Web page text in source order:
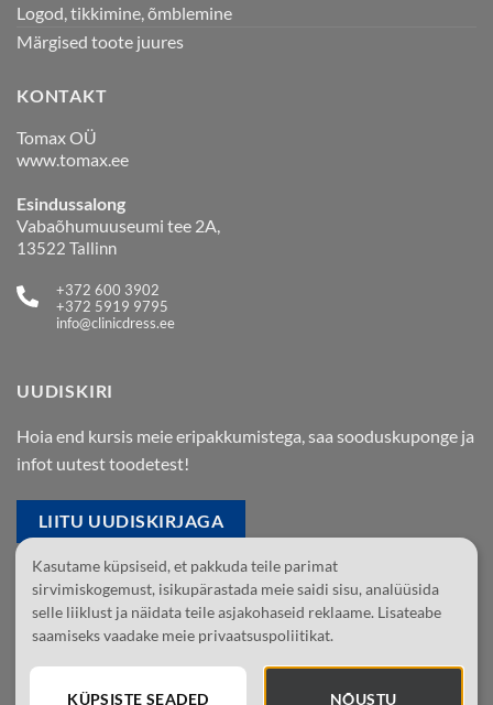
Logod, tikkimine, õmblemine
Märgised toote juures
KONTAKT
Tomax OÜ
www.tomax.ee
Esindussalong
Vabaõhumuuseumi tee 2A,
13522 Tallinn
+372 600 3902
+372 5919 9795
info@clinicdress.ee
UUDISKIRI
Hoia end kursis meie eripakkumistega, saa sooduskuponge ja
infot uutest toodetest!
LIITU UUDISKIRJAGA
Jälgi meid Facebookis
Jälgi meid Instagramis
Kasutame küpsiseid, et pakkuda teile parimat
sirvimiskogemust, isikupärastada meie saidi sisu, analüüsida
selle liiklust ja näidata teile asjakohaseid reklaame. Lisateabe
saamiseks vaadake meie privaatsuspoliitikat.
NÕUSTU
KÜPSISTE SEADED